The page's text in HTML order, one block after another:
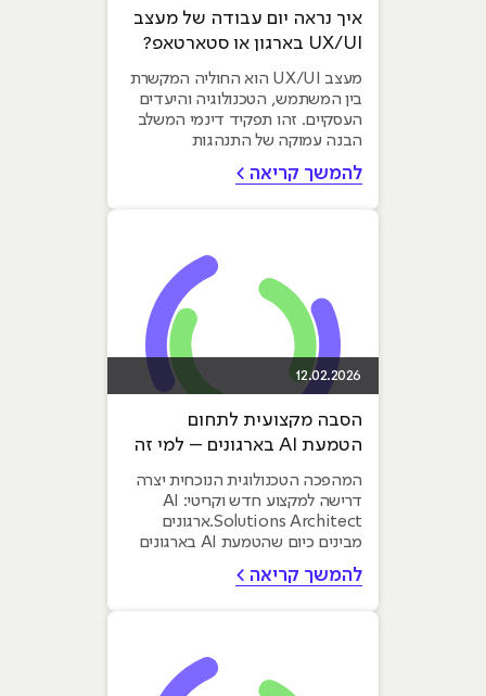
איך נראה יום עבודה של מעצב
UX/UI בארגון או סטארטאפ?
מעצב UX/UI הוא החוליה המקשרת
בין המשתמש, הטכנולוגיה והיעדים
העסקיים. זהו תפקיד דינמי המשלב
הבנה עמוקה של התנהגות
משתמשים, חשיבה אסטרטגית
ועיצוב...
להמשך קריאה >
12.02.2026
הסבה מקצועית לתחום
הטמעת AI בארגונים – למי זה
מתאים ואיפה מתחילים
המהפכה הטכנולוגית הנוכחית יצרה
דרישה למקצוע חדש וקריטי: AI
Solutions Architect.ארגונים
מבינים כיום שהטמעת AI בארגונים
אינה ניסוי נקודתי, אלא תשתית...
להמשך קריאה >